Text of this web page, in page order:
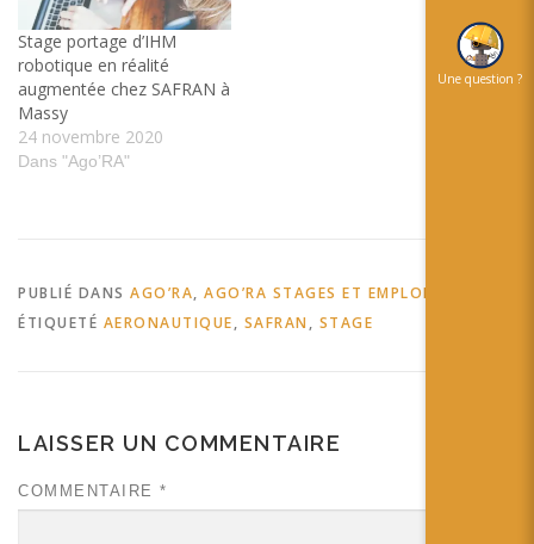
Stage portage d’IHM
robotique en réalité
augmentée chez SAFRAN à
Massy
24 novembre 2020
Dans "Ago’RA"
PUBLIÉ DANS AGO’RA, AGO’RA STAGES ET EMPLOIS
ÉTIQUETÉ AERONAUTIQUE, SAFRAN , STAGE
LAISSER UN COMMENTAIRE
COMMENTAIRE *
Une question ?